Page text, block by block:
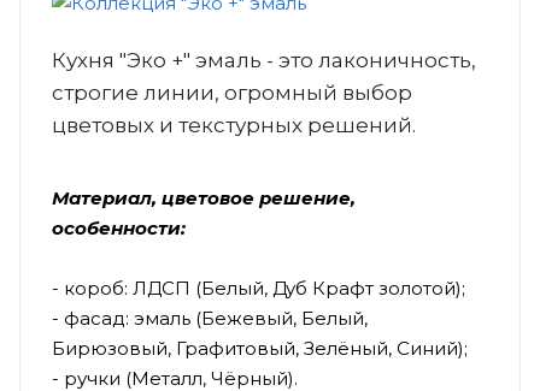
Кухня "Эко +" эмаль - это лаконичность,
строгие линии, огромный выбор
цветовых и текстурных решений.
Материал, цветовое решение,
особенности:
- короб: ЛДСП (Белый, Дуб Крафт золотой);
- фасад: эмаль (Бежевый, Белый,
Бирюзовый, Графитовый, Зелёный, Синий);
- ручки (Металл, Чёрный).